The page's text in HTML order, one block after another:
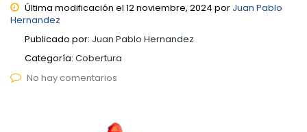
Última modificación el 12 noviembre, 2024 por Juan Pablo
Hernandez
Publicado por: Juan Pablo Hernandez
Categoría: Cobertura
No hay comentarios